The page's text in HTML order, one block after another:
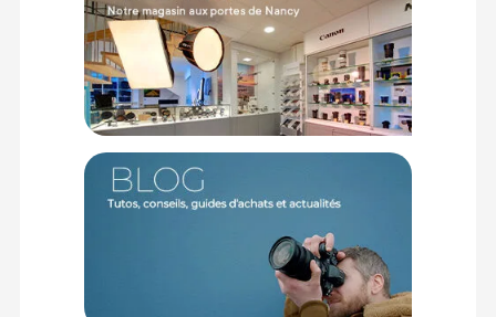
GARANTIE